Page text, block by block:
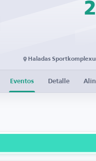
2
Haladas
Eventos Detalle